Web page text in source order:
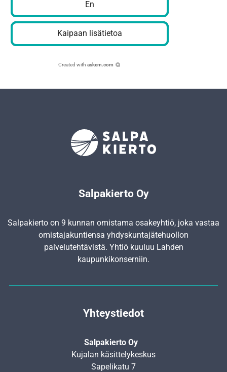
En
Kaipaan lisätietoa
Created with askem.com
Salpakierto Oy
Salpakierto on 9 kunnan omistama osakeyhtiö, joka vastaa
omistajakuntiensa yhdyskunta­jätehuollon
palvelutehtävistä. Yhtiö kuuluu Lahden
kaupunkikonserniin.
Yhteystiedot
Salpakierto Oy
Kujalan käsittelykeskus
Sapelikatu 7